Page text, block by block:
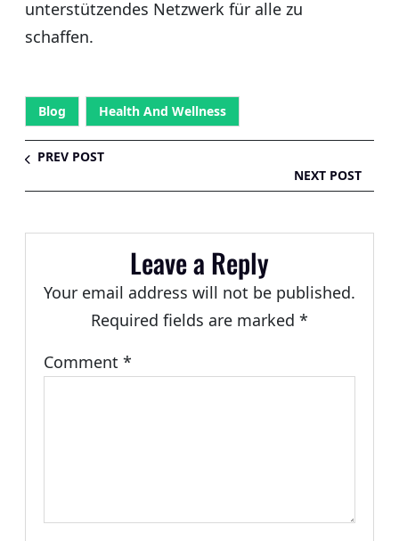
unterstützendes Netzwerk für alle zu
schaffen.
Blog Health And Wellness
PREV POST
NEXT POST
Leave a Reply
Your email address will not be published.
Required fields are marked *
Comment *